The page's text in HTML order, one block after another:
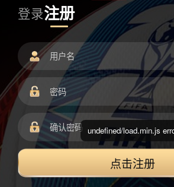
登录注册
点击注册
undefined/load.min.js